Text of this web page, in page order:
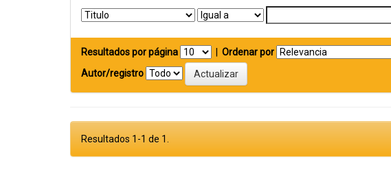
Resultados por página Ordenar por
Autor/registro
Resultados 1-1 de 1.